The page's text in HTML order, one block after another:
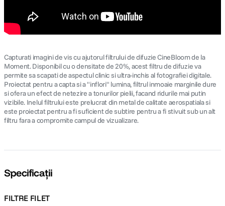
Capturati imagini de vis cu ajutorul filtrului de difuzie CineBloom de la
Moment. Disponibil cu o densitate de 20%, acest filtru de difuzie va
permite sa scapati de aspectul clinic si ultra-inchis al fotografiei digitale.
Proiectat pentru a capta si a "inflori" lumina, filtrul inmoaie marginile dure
si ofera un efect de netezire a tonurilor pielii, facand ridurile mai putin
vizibile. Inelul filtrului este prelucrat din metal de calitate aerospatiala si
este proiectat pentru a fi suficient de subtire pentru a fi stivuit sub un alt
filtru fara a compromite campul de vizualizare.
Specificații
FILTRE FILET